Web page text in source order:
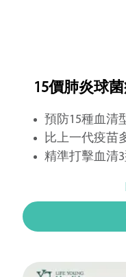
15價肺炎球
預防15種血清
比上一代疫苗
精準打擊血清